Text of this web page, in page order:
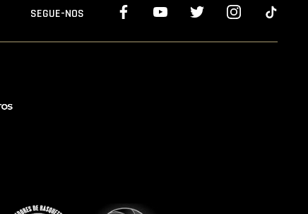
SEGUE-NOS